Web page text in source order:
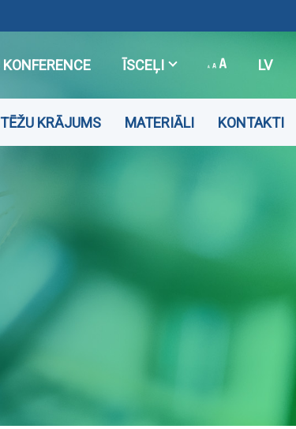
KONFERENCE ĪSCEĻI LV
TĒŽU KRĀJUMS MATERIĀLI KONTAKTI